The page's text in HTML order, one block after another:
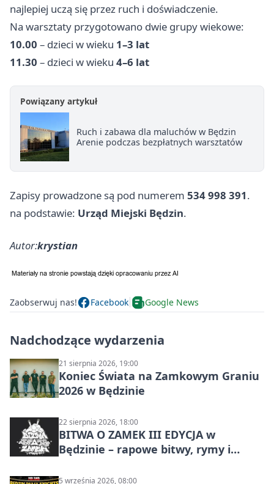
najlepiej uczą się przez ruch i doświadczenie.
Na warsztaty przygotowano dwie grupy wiekowe:
10.00 – dzieci w wieku 1–3 lat
11.30 – dzieci w wieku 4–6 lat
Powiązany artykuł
Ruch i zabawa dla maluchów w Będzin
Arenie podczas bezpłatnych warsztatów
Zapisy prowadzone są pod numerem 534 998 391.
na podstawie: Urząd Miejski Będzin.
Autor:krystian
Zaobserwuj nas! Facebook Google News
Nadchodzące wydarzenia
21 sierpnia 2026, 19:00
Koniec Świata na Zamkowym Graniu
2026 w Będzinie
22 sierpnia 2026, 18:00
BITWA O ZAMEK III EDYCJA w
Będzinie – rapowe bitwy, rymy i
5 września 2026, 08:00